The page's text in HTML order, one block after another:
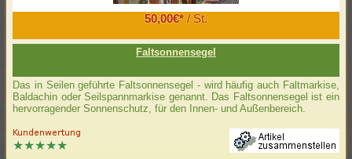
50,00€*/ St.
Faltsonnensegel
Das in Seilen geführte Faltsonnensegel - wird häufig auch Faltmarkise,
Baldachin oder Seilspannmarkise genannt. Das Faltsonnensegel ist ein
hervorragender Sonnenschutz, für den Innen- und Außenbereich.